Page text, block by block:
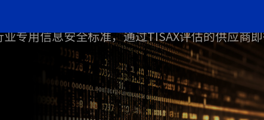
专用信息安全标准，通过TISAX评估的供应商